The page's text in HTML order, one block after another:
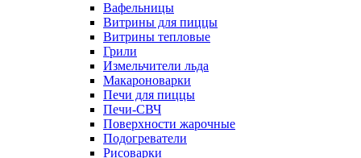
Вафельницы
Витрины для пиццы
Витрины тепловые
Грили
Измельчители льда
Макароноварки
Печи для пиццы
Печи-СВЧ
Поверхности жарочные
Подогреватели
Рисоварки